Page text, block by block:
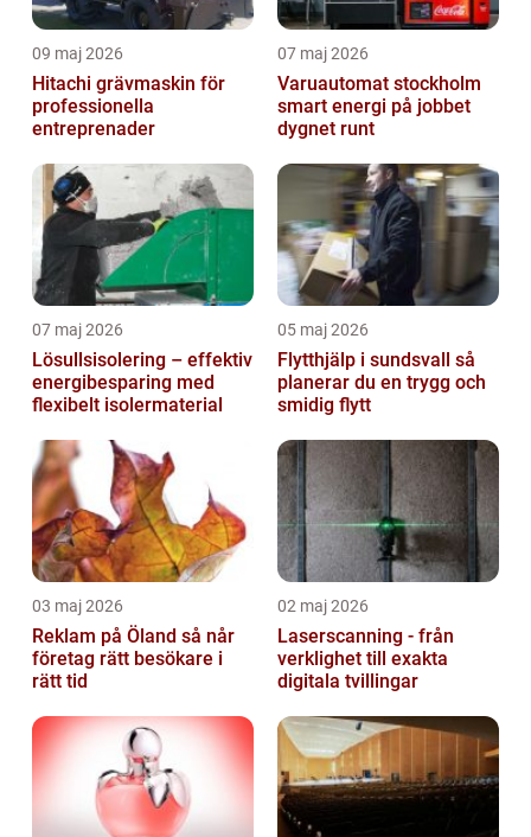
09 maj 2026
Hitachi grävmaskin för
professionella
entreprenader
07 maj 2026
Varuautomat stockholm
smart energi på jobbet
dygnet runt
07 maj 2026
Lösullsisolering – effektiv
energibesparing med
flexibelt isolermaterial
05 maj 2026
Flytthjälp i sundsvall så
planerar du en trygg och
smidig flytt
03 maj 2026
Reklam på Öland så når
företag rätt besökare i
rätt tid
02 maj 2026
Laserscanning - från
verklighet till exakta
digitala tvillingar